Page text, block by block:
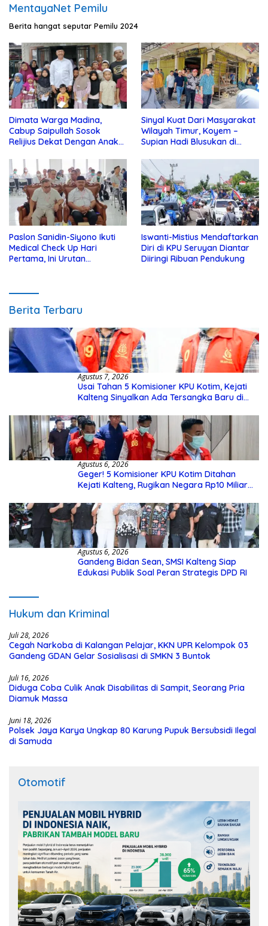
MentayaNet Pemilu
Berita hangat seputar Pemilu 2024
Dimata Warga Madina,
Cabup Saipullah Sosok
Relijius Dekat Dengan Anak
Sinyal Kuat Dari Masyarakat
Wilayah Timur, Koyem –
Supian Hadi Blusukan di
Paslon Sanidin-Siyono Ikuti
Medical Check Up Hari
Pertama, Ini Urutan
Iswanti-Mistius Mendaftarkan
Diri di KPU Seruyan Diantar
Diiringi Ribuan Pendukung
Berita Terbaru
Agustus 7, 2026
Usai Tahan 5 Komisioner KPU Kotim, Kejati
Kalteng Sinyalkan Ada Tersangka Baru di
Agustus 6, 2026
Geger! 5 Komisioner KPU Kotim Ditahan
Kejati Kalteng, Rugikan Negara Rp10 Miliar
Agustus 6, 2026
Gandeng Bidan Sean, SMSI Kalteng Siap
Edukasi Publik Soal Peran Strategis DPD RI
Hukum dan Kriminal
Juli 28, 2026
Cegah Narkoba di Kalangan Pelajar, KKN UPR Kelompok 03
Gandeng GDAN Gelar Sosialisasi di SMKN 3 Buntok
Juli 16, 2026
Diduga Coba Culik Anak Disabilitas di Sampit, Seorang Pria
Diamuk Massa
Juni 18, 2026
Polsek Jaya Karya Ungkap 80 Karung Pupuk Bersubsidi Ilegal
di Samuda
Otomotif